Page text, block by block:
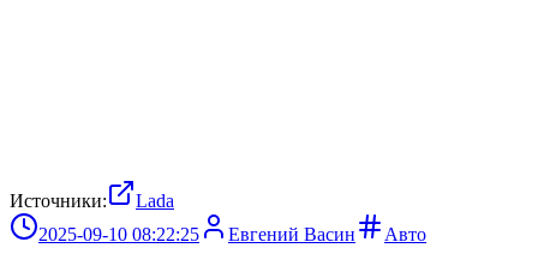
Источники:
Lada
2025-09-10 08:22:25
Евгений Васин Авто